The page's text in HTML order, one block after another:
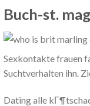
Buch-st.
Sexkontakte frauen
Suchtverhalten ihn.
Dating alle